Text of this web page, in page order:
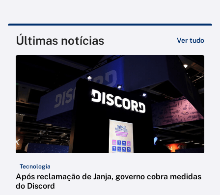
Últimas notícias Ver tudo
Tecnologia
Após reclamação de Janja, governo cobra medidas
do Discord